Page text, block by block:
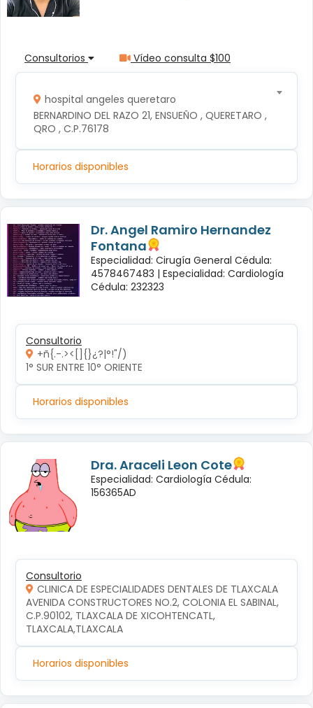
Consultorios Vídeo consulta $100
hospital angeles queretaro
BERNARDINO DEL RAZO 21, ENSUEÑO , QUERETARO ,
QRO , C.P.76178
Horarios disponibles
Dr. Angel Ramiro Hernandez
Fontana
Especialidad: Cirugía General Cédula:
4578467483 | Especialidad: Cardiología
Cédula: 232323
Consultorio
+ñ{.-.><[]{}¿?|°!"/)
1° SUR ENTRE 10° ORIENTE
Horarios disponibles
Dra. Araceli Leon Cote
Especialidad: Cardiología Cédula:
156365AD
Consultorio
CLINICA DE ESPECIALIDADES DENTALES DE TLAXCALA
AVENIDA CONSTRUCTORES NO.2, COLONIA EL SABINAL,
C.P.90102, TLAXCALA DE XICOHTENCATL,
TLAXCALA,TLAXCALA
Horarios disponibles